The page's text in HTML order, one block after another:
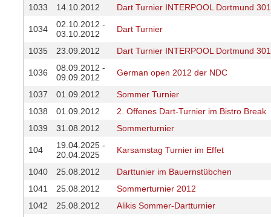
1033
14.10.2012 Dart Turnier INTERPOOL Dortmund
1034
02.10.2012 -
03.10.2012
Dart Turnier
1035 23.09.2012 Dart Turnier INTERPOOL Dortmund
1036
08.09.2012 -
09.09.2012
German open 2012 der NDC
1037 01.09.2012
Sommer Turnier
1038
01.09.2012
2. Offenes Dart-Turnier im Bistro Break
1039
31.08.2012 Sommerturnier
104
19.04.2025 -
20.04.2025
Karsamstag Turnier im Effet
1040 25.08.2012
Darttunier im Bauernstübchen
1041
25.08.2012
Sommerturnier 2012
1042
25.08.2012 Alikis Sommer-Dartturnier